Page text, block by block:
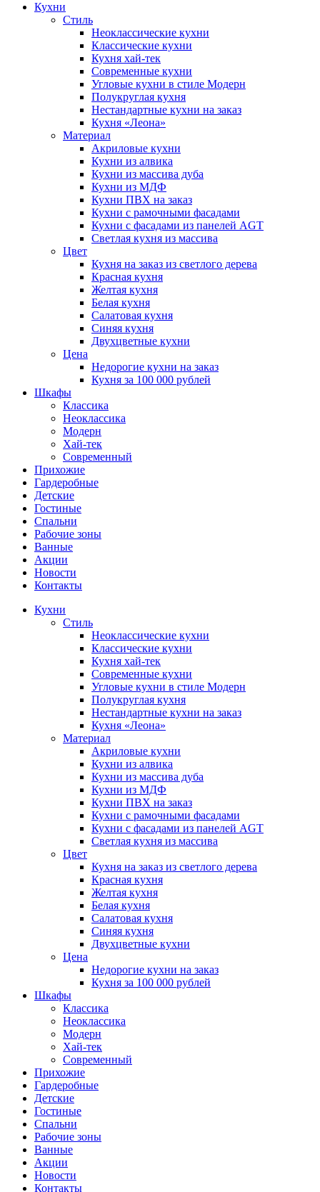
Кухни
Стиль
Неоклассические кухни
Классические кухни
Кухня хай-тек
Современные кухни
Угловые кухни в стиле Модерн
Полукруглая кухня
Нестандартные кухни на заказ
Кухня «Леона»
Материал
Акриловые кухни
Кухни из алвика
Кухни из массива дуба
Кухни из МДФ
Кухни ПВХ на заказ
Кухни с рамочными фасадами
Кухни с фасадами из панелей AGT
Светлая кухня из массива
Цвет
Кухня на заказ из светлого дерева
Красная кухня
Желтая кухня
Белая кухня
Салатовая кухня
Синяя кухня
Двухцветные кухни
Цена
Недорогие кухни на заказ
Кухня за 100 000 рублей
Шкафы
Классика
Неоклассика
Модерн
Хай-тек
Современный
Прихожие
Гардеробные
Детские
Гостиные
Спальни
Рабочие зоны
Ванные
Акции
Новости
Контакты
Кухни
Стиль
Неоклассические кухни
Классические кухни
Кухня хай-тек
Современные кухни
Угловые кухни в стиле Модерн
Полукруглая кухня
Нестандартные кухни на заказ
Кухня «Леона»
Материал
Акриловые кухни
Кухни из алвика
Кухни из массива дуба
Кухни из МДФ
Кухни ПВХ на заказ
Кухни с рамочными фасадами
Кухни с фасадами из панелей AGT
Светлая кухня из массива
Цвет
Кухня на заказ из светлого дерева
Красная кухня
Желтая кухня
Белая кухня
Салатовая кухня
Синяя кухня
Двухцветные кухни
Цена
Недорогие кухни на заказ
Кухня за 100 000 рублей
Шкафы
Классика
Неоклассика
Модерн
Хай-тек
Современный
Прихожие
Гардеробные
Детские
Гостиные
Спальни
Рабочие зоны
Ванные
Акции
Новости
Контакты